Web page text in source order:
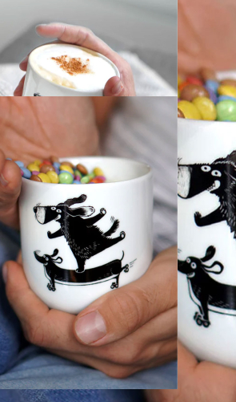
auf den Dackel!
Fellnasen bringen Ihnen den Popcorn-
Gefäß. So hat man nach dem
einen tollen Becher für Blumen,